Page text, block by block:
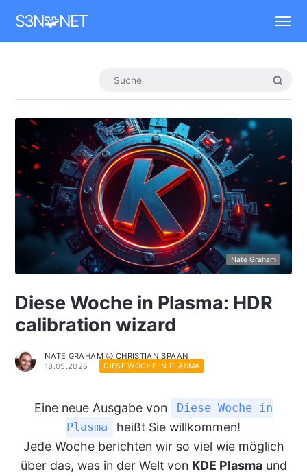
S3N🧩NET
Nate Graham
Diese Woche in Plasma: HDR
calibration wizard
NATE GRAHAM 😛 CHRISTIAN SPAAN
18.05.2025
DIESE WOCHE IN PLASMA
Eine neue Ausgabe von
Diese Woche in
Plasma
heißt Sie willkommen!
Jede Woche berichten wir so viel wie möglich
über das, was in der Welt von KDE Plasmaund